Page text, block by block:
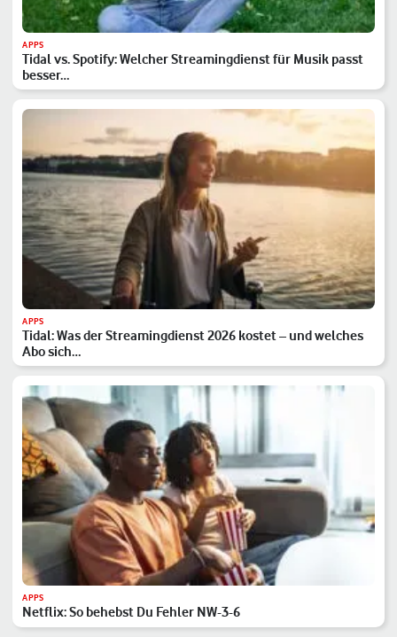
APPS
Tidal vs. Spotify: Welcher Streamingdienst für Musik passt
besser…
APPS
Tidal: Was der Streamingdienst 2026 kostet – und welches
Abo sich…
APPS
Netflix: So behebst Du Fehler NW-3-6